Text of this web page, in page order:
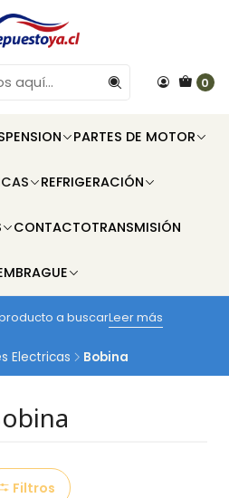
0
PARTES DE MOTOR
REFRIGERACIÓN
CONTACTOTRANSMISIÓN
a buscarLeer más
Electricas Bobina
Filtros